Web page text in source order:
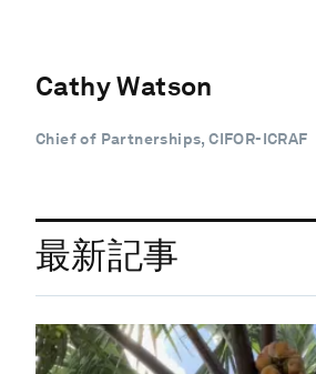
Cathy Watson
Chief of Partnerships, CIFOR-ICRAF
最新記事